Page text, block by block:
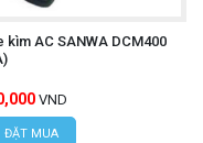
Đình Cúc, Xã Tân
kìm AC SANWA DCM400
VND
ĐẶT MUA